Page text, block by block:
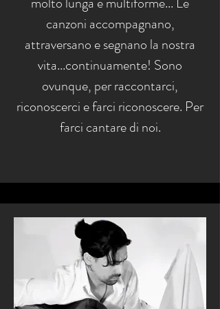
canzoni accompagnano,
attraversano e segnano la nostra
vita...continuamente! Sono
ovunque, per raccontarci,
riconoscerci e farci riconoscere. Per
farci cantare di noi.